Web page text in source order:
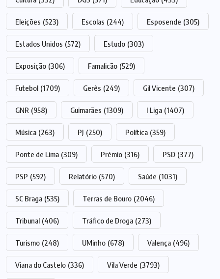
Eleições (523) Escolas (244) Esposende (305)
Estados Unidos (572) Estudo (303)
Exposição (306) Famalicão (529)
Futebol (1709) Gerês (249) Gil Vicente (307)
GNR (958) Guimarães (1309) I Liga (1407)
Música (263) PJ (250) Política (359)
Ponte de Lima (309) Prémio (316) PSD (377)
PSP (592) Relatório (570) Saúde (1031)
SC Braga (535) Terras de Bouro (2046)
Tribunal (406) Tráfico de Droga (273)
Turismo (248) UMinho (678) Valença (496)
Viana do Castelo (336) Vila Verde (3793)